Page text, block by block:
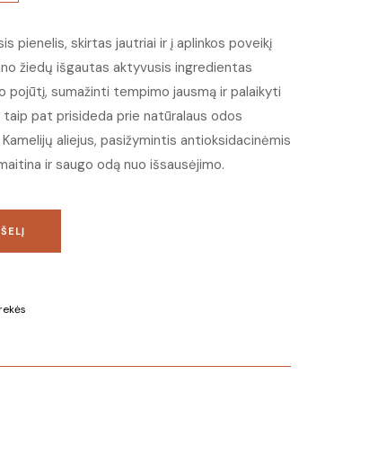
pienelis, skirtas jautriai ir į aplinkos poveikį
žiedų išgautas aktyvusis ingredientas
sumažinti tempimo jausmą ir palaikyti
pat prisideda prie natūralaus odos
aliejus, pasižymintis antioksidacinėmis
ir saugo odą nuo išsausėjimo.